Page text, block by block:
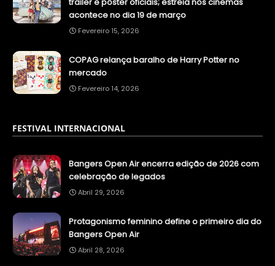
trailer e pôster oficiais; estreia nos cinemas
acontece no dia 19 de março
Fevereiro 15, 2026
COPAG relança baralho de Harry Potter no
mercado
Fevereiro 14, 2026
FESTIVAL INTERNACIONAL
Bangers Open Air encerra edição de 2026 com
celebração de legados
Abril 29, 2026
Protagonismo feminino define o primeiro dia do
Bangers Open Air
Abril 28, 2026